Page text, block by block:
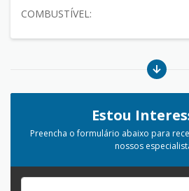
COMBUSTÍVEL:
Estou
Preencha o formulário abaixo para
nossos